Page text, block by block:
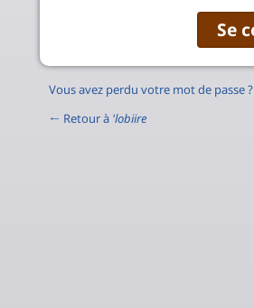
Vous avez perdu votre mot de passe ?
← Retour à 'lobiire